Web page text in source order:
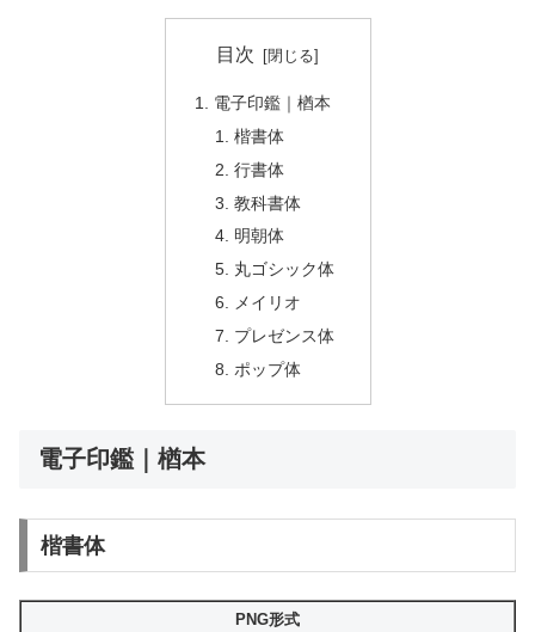
目次
電子印鑑｜楢本
楷書体
行書体
教科書体
明朝体
丸ゴシック体
メイリオ
プレゼンス体
ポップ体
電子印鑑｜楢本
楷書体
PNG形式